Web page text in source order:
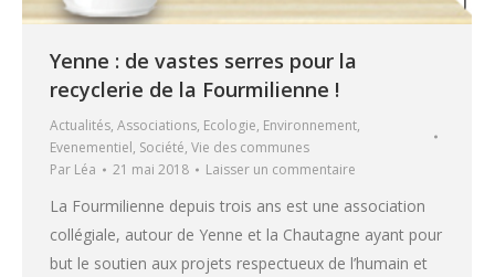
Yenne : de vastes serres pour la
recyclerie de la Fourmilienne !
Actualités, Associations, Ecologie, Environnement,
Evenementiel, Société, Vie des communes
Par Léa 21 mai 2018 Laisser un commentaire
La Fourmilienne depuis trois ans est une association
collégiale, autour de Yenne et la Chautagne ayant pour
but le soutien aux projets respectueux de l’humain et